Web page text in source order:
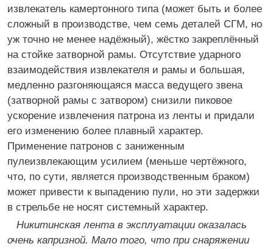
извлекатель камертонного типа (может быть и более
сложный в производстве, чем семь деталей СГМ, но
уж точно не менее надёжный), жёстко закреплённый
на стойке затворной рамы. Отсутствие ударного
взаимодействия извлекателя и рамы и большая,
медленно разгоняющаяся масса ведущего звена
(затворной рамы с затвором) снизили пиковое
ускорение извлечения патрона из ленты и придали
его изменению более плавный характер.
Применение патронов с заниженным
пулеизвлекающим усилием (меньше чертёжного,
что, по сути, является производственным браком)
может привести к выпадению пули, но эти задержки
в стрельбе не носят системный характер.
Никитинская лента в эксплуатации оказалась
очень капризной. Мало того, что при снаряжении